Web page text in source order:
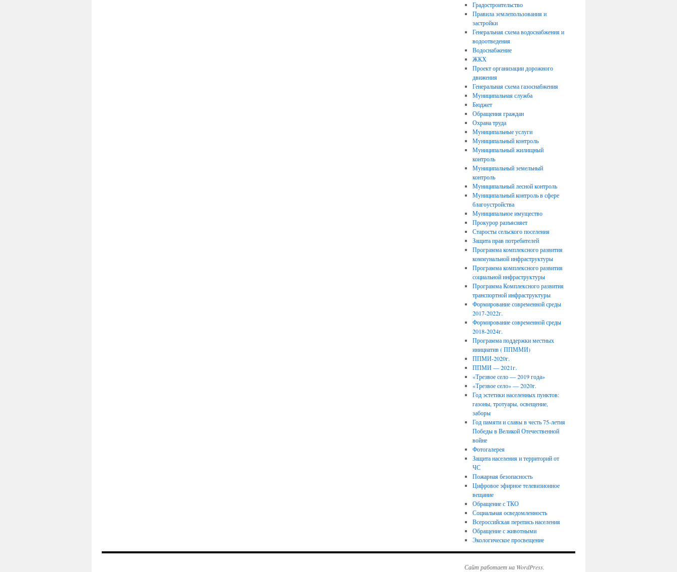
Градостроительство
Правила землепользования и
застройки
Генеральная схема водоснабжения и
водоотведения
Водоснабжение
ЖКХ
Проект организации дорожного
движения
Генеральная схема газоснабжения
Муниципальная служба
Бюджет
Обращения граждан
Охрана труда
Муниципальные услуги
Муниципальный контроль
Муниципальный жилищный
контроль
Муниципальный земельный
контроль
Муниципальный лесной контроль
Муниципальный контроль в сфере
благоустройства
Муниципальное имущество
Прокурор разъясняет
Старосты сельского поселения
Защита прав потребителей
Программа комплексного развития
коммунальной инфраструктуры
Программа комплексного развития
социальной инфраструктуры
Программа Комплексного развития
транспортной инфраструктуры
Формирование современной среды
2017-2022г.
Формирование современной среды
2018-2024г.
Программа поддержки местных
инициатив ( ППММИ)
ППМИ-2020г.
ППМИ — 2021г.
«Трезвое село — 2019 года»
«Трезвое село» — 2020г.
Год эстетики населенных пунктов:
газоны, тротуары, освещение,
заборы
Год памяти и славы в честь 75-летия
Победы в Великой Отечественной
войне
Фотогалерея
Защита населения и территорий от
ЧС
Пожарная безопасность
Цифровое эфирное телевизионное
вещание
Обращение с ТКО
Социальная осведомленность
Всероссийская перепись населения
Обращение с животными
Экологическое просвещение
Сайт работает на WordPress.